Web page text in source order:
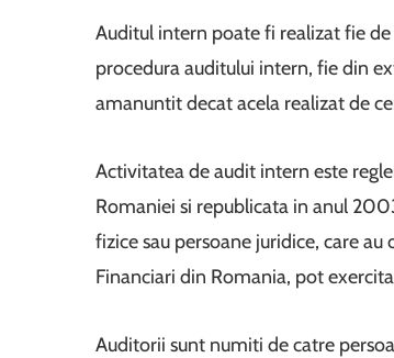
Auditul intern poate fi realizat fie
procedura auditului intern, fie din
amanuntit decat acela realizat de
Activitatea de audit intern este
Romaniei si republicata in anul
fizice sau persoane juridice, care
Financiari din Romania, pot
Auditorii sunt numiti de catre